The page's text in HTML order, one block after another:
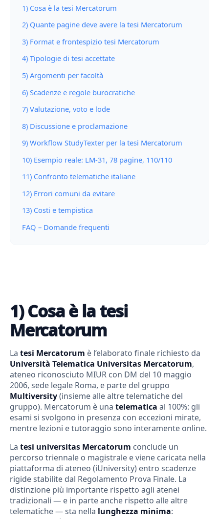
1) Cosa è la tesi Mercatorum
2) Quante pagine deve avere la tesi Mercatorum
3) Format e frontespizio tesi Mercatorum
4) Tipologie di tesi accettate
5) Argomenti per facoltà
6) Scadenze e regole burocratiche
7) Valutazione, voto e lode
8) Discussione e proclamazione
9) Workflow StudyTexter per la tesi Mercatorum
10) Esempio reale: LM-31, 78 pagine, 110/110
11) Confronto telematiche italiane
12) Errori comuni da evitare
13) Costi e tempistica
FAQ – Domande frequenti
1) Cosa è la tesi
Mercatorum
La tesi Mercatorum è l’elaborato finale richiesto da
Università Telematica Universitas Mercatorum,
ateneo riconosciuto MIUR con DM del 10 maggio
2006, sede legale Roma, e parte del gruppo
Multiversity(insieme alle altre telematiche del
gruppo). Mercatorum è una telematica al 100%: gli
esami si svolgono in presenza con eccezioni mirate,
mentre lezioni e tutoraggio sono interamente online.
La tesi universitas Mercatorum conclude un
percorso triennale o magistrale e viene caricata nella
piattaforma di ateneo (iUniversity) entro scadenze
rigide stabilite dal Regolamento Prova Finale. La
distinzione più importante rispetto agli atenei
tradizionali — e in parte anche rispetto alle altre
telematiche — sta nella lunghezza minima: